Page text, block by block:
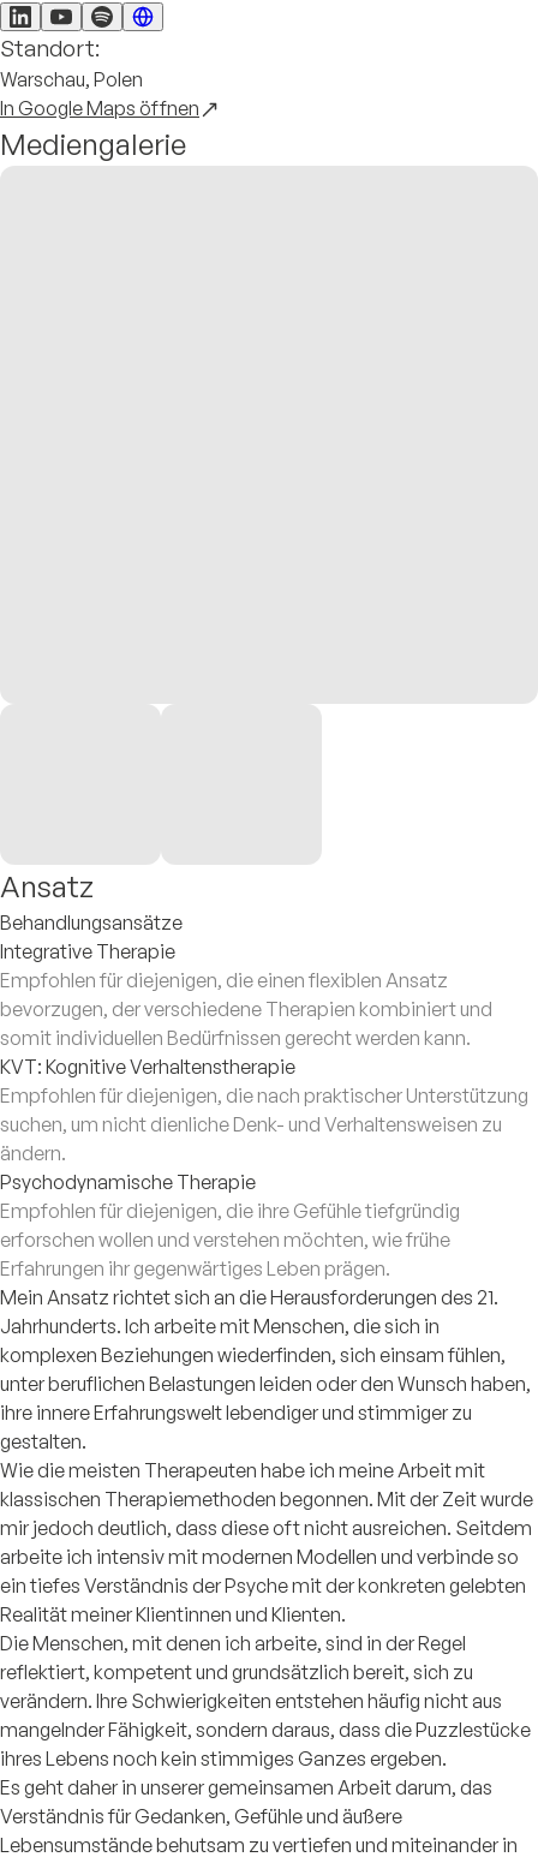
Standort:
Warschau, Polen
In Google Maps öffnen
Mediengalerie
Ansatz
Behandlungsansätze
Integrative Therapie
Empfohlen für diejenigen, die einen flexiblen Ansatz
bevorzugen, der verschiedene Therapien kombiniert und
somit individuellen Bedürfnissen gerecht werden kann.
KVT: Kognitive Verhaltenstherapie
Empfohlen für diejenigen, die nach praktischer Unterstützung
suchen, um nicht dienliche Denk- und Verhaltensweisen zu
ändern.
Psychodynamische Therapie
Empfohlen für diejenigen, die ihre Gefühle tiefgründig
erforschen wollen und verstehen möchten, wie frühe
Erfahrungen ihr gegenwärtiges Leben prägen.
Mein Ansatz richtet sich an die Herausforderungen des 21.
Jahrhunderts. Ich arbeite mit Menschen, die sich in
komplexen Beziehungen wiederfinden, sich einsam fühlen,
unter beruflichen Belastungen leiden oder den Wunsch haben,
ihre innere Erfahrungswelt lebendiger und stimmiger zu
gestalten.
Wie die meisten Therapeuten habe ich meine Arbeit mit
klassischen Therapiemethoden begonnen. Mit der Zeit wurde
mir jedoch deutlich, dass diese oft nicht ausreichen. Seitdem
arbeite ich intensiv mit modernen Modellen und verbinde so
ein tiefes Verständnis der Psyche mit der konkreten gelebten
Realität meiner Klientinnen und Klienten.
Die Menschen, mit denen ich arbeite, sind in der Regel
reflektiert, kompetent und grundsätzlich bereit, sich zu
verändern. Ihre Schwierigkeiten entstehen häufig nicht aus
mangelnder Fähigkeit, sondern daraus, dass die Puzzlestücke
ihres Lebens noch kein stimmiges Ganzes ergeben.
Es geht daher in unserer gemeinsamen Arbeit darum, das
Verständnis für Gedanken, Gefühle und äußere
Lebensumstände behutsam zu vertiefen und miteinander in